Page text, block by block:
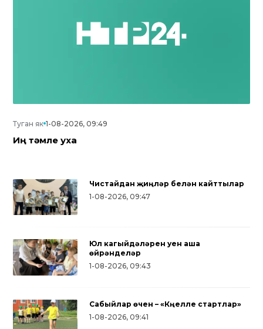
Туган як 1-08-2026, 09:49
Иң тәмле уха
Чистайдан җиңүләр белән кайттылар
1-08-2026, 09:47
Юл кагыйдәләрен уен аша
өйрәнделәр
1-08-2026, 09:43
Сабыйлар өчен – «Күңелле стартлар»
1-08-2026, 09:41